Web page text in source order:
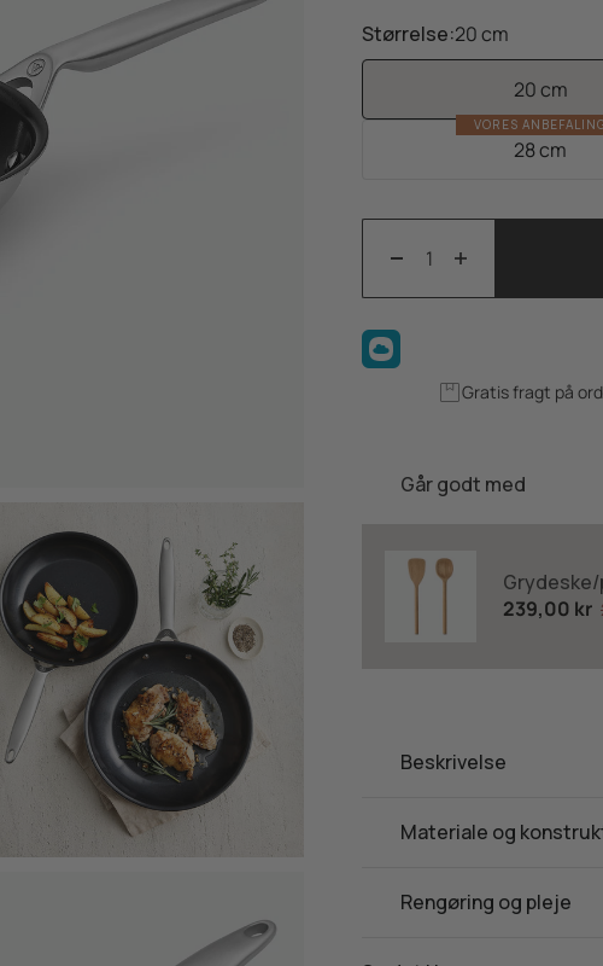
Størrelse:20 cm
20 cm
VORES
28 cm
Gratis fragt på
Går godt med
239,00 kr
Beskrivelse
Materiale og
Rengøring og pleje